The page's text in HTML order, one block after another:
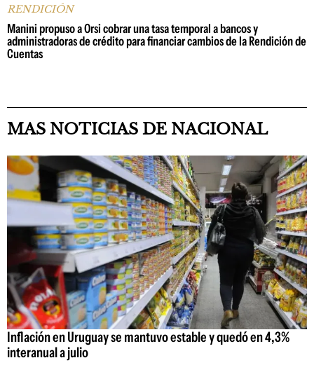
RENDICIÓN
Manini propuso a Orsi cobrar una tasa temporal a bancos y
administradoras de crédito para financiar cambios de la Rendición de
Cuentas
MAS NOTICIAS DE NACIONAL
Inflación en Uruguay se mantuvo estable y quedó en 4,3%
interanual a julio